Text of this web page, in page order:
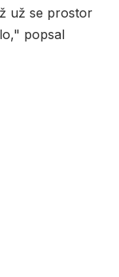
už se prostor
popsal